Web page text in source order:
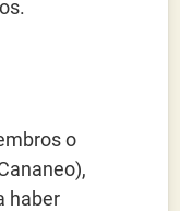
o
haber